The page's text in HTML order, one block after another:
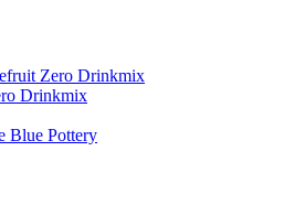
Zero Drinkmix
Drinkmix
Blue Pottery